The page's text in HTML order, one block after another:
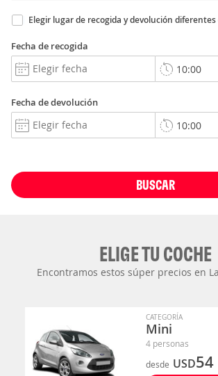
Elegir lugar de recogida y devolución
Fecha de recogida
Fecha de devolución
BUSCAR
ELIGE TU COCHE
Encontramos estos súper precios en
CATEGORÍA
Mini
4 personas
desde USD54